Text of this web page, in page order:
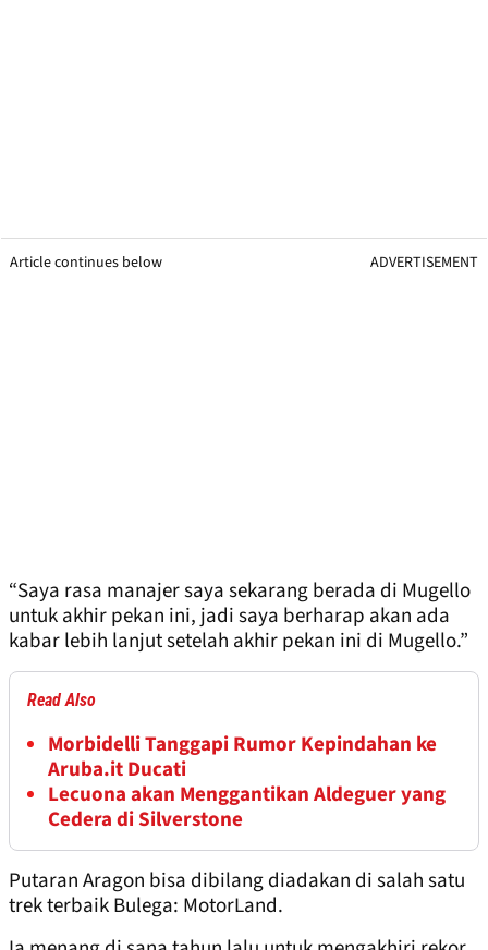
Article continues below ADVERTISEMENT
“Saya rasa manajer saya sekarang berada di Mugello
untuk akhir pekan ini, jadi saya berharap akan ada
kabar lebih lanjut setelah akhir pekan ini di Mugello.”
Read Also
Morbidelli Tanggapi Rumor Kepindahan ke
Aruba.it Ducati
Lecuona akan Menggantikan Aldeguer yang
Cedera di Silverstone
Putaran Aragon bisa dibilang diadakan di salah satu
trek terbaik Bulega: MotorLand.